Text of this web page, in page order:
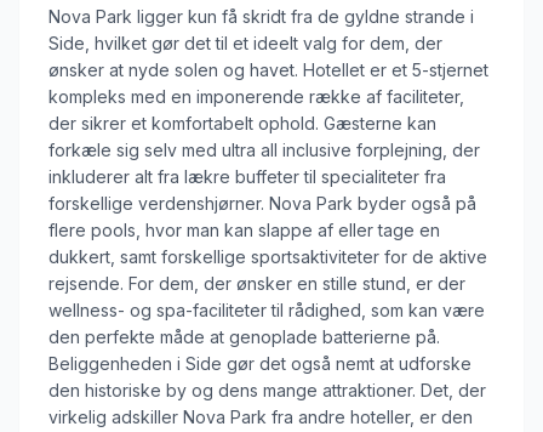
Nova Park ligger kun få skridt fra de gyldne strande i
Side, hvilket gør det til et ideelt valg for dem, der
ønsker at nyde solen og havet. Hotellet er et 5-stjernet
kompleks med en imponerende række af faciliteter,
der sikrer et komfortabelt ophold. Gæsterne kan
forkæle sig selv med ultra all inclusive forplejning, der
inkluderer alt fra lækre buffeter til specialiteter fra
forskellige verdenshjørner. Nova Park byder også på
flere pools, hvor man kan slappe af eller tage en
dukkert, samt forskellige sportsaktiviteter for de aktive
rejsende. For dem, der ønsker en stille stund, er der
wellness- og spa-faciliteter til rådighed, som kan være
den perfekte måde at genoplade batterierne på.
Beliggenheden i Side gør det også nemt at udforske
den historiske by og dens mange attraktioner. Det, der
virkelig adskiller Nova Park fra andre hoteller, er den